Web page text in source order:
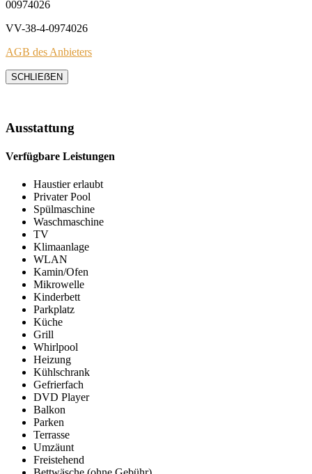
00974026
VV-38-4-0974026
AGB des Anbieters
SCHLIEẞEN
Ausstattung
Verfügbare Leistungen
Haustier erlaubt
Privater Pool
Spülmaschine
Waschmaschine
TV
Klimaanlage
WLAN
Kamin/Ofen
Mikrowelle
Kinderbett
Parkplatz
Küche
Grill
Whirlpool
Heizung
Kühlschrank
Gefrierfach
DVD Player
Balkon
Parken
Terrasse
Umzäunt
Freistehend